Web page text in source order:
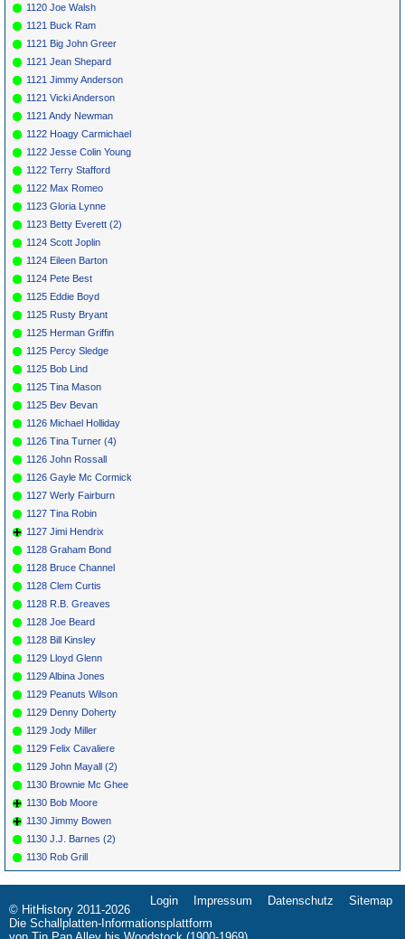
1120 Joe Walsh
1121 Buck Ram
1121 Big John Greer
1121 Jean Shepard
1121 Jimmy Anderson
1121 Vicki Anderson
1121 Andy Newman
1122 Hoagy Carmichael
1122 Jesse Colin Young
1122 Terry Stafford
1122 Max Romeo
1123 Gloria Lynne
1123 Betty Everett (2)
1124 Scott Joplin
1124 Eileen Barton
1124 Pete Best
1125 Eddie Boyd
1125 Rusty Bryant
1125 Herman Griffin
1125 Percy Sledge
1125 Bob Lind
1125 Tina Mason
1125 Bev Bevan
1126 Michael Holliday
1126 Tina Turner (4)
1126 John Rossall
1126 Gayle Mc Cormick
1127 Werly Fairburn
1127 Tina Robin
1127 Jimi Hendrix
1128 Graham Bond
1128 Bruce Channel
1128 Clem Curtis
1128 R.B. Greaves
1128 Joe Beard
1128 Bill Kinsley
1129 Lloyd Glenn
1129 Albina Jones
1129 Peanuts Wilson
1129 Denny Doherty
1129 Jody Miller
1129 Felix Cavaliere
1129 John Mayall (2)
1130 Brownie Mc Ghee
1130 Bob Moore
1130 Jimmy Bowen
1130 J.J. Barnes (2)
1130 Rob Grill
Navigation
überspringen
Login Impressum Datenschutz Sitemap
© HitHistory 2011-2026
Die Schallplatten-Informationsplattform